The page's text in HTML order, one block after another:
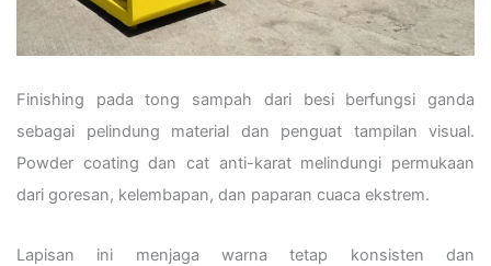
Finishing pada tong sampah dari besi berfungsi ganda
sebagai pelindung material dan penguat tampilan visual.
Powder coating dan cat anti-karat melindungi permukaan
dari goresan, kelembapan, dan paparan cuaca ekstrem.
Lapisan ini menjaga warna tetap konsisten dan